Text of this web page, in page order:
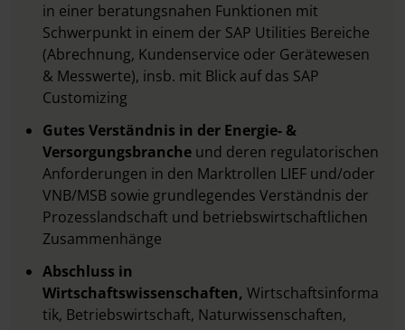
in einer beratungsnahen Funktionen mit
Schwerpunkt in einem der SAP Utilities Bereiche
(Abrechnung, Kundenservice oder Gerätewesen
& Messwerte), insb. mit Blick auf das SAP
Customizing
Gutes Verständnis in der Energie- &
Versorgungsbranche und deren regulatorischen
Anforderungen in den Marktrollen LIEF und/oder
VNB/MSB sowie grundlegendes Verständnis der
Prozesslandschaft und betriebswirtschaftlichen
Zusammenhänge
Abschluss in
Wirtschaftswissenschaften, Wirtschaftsinforma
tik, Betriebswirtschaft, Naturwissenschaften,